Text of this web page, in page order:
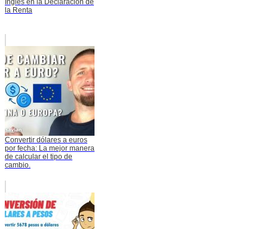
Inglés en la Declaración de
la Renta
Convertir dólares a euros
por fecha: La mejor manera
de calcular el tipo de
cambio.